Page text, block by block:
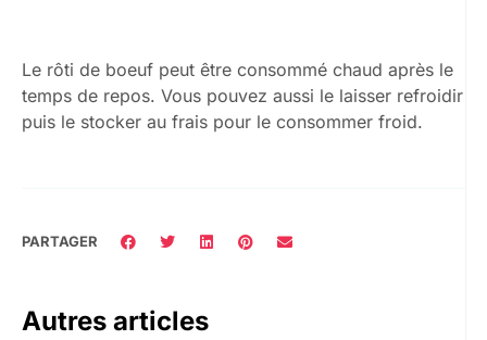
Le rôti de boeuf peut être consommé chaud après le
temps de repos. Vous pouvez aussi le laisser refroidir
puis le stocker au frais pour le consommer froid.
PARTAGER
Autres articles